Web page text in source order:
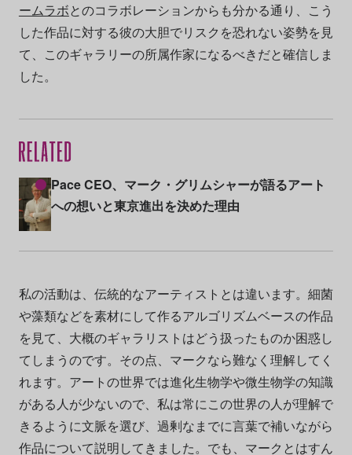
ームラボとのコラボレーションからも分かる通り、こう
した作品に対する彼の大胆でリスクを恐れない姿勢を見
て、このギャラリーの所属作家になるべきだと確信しま
した。
Pace CEO、マーク・グリムシャーが語るアート
への想いと東京進出を決めた理由
私の活動は、伝統的なアーティストとは違います。細菌
や藻類などを素材にして作るアルゴリズムベースの作品
を見て、大概のギャラリストはどう扱ったものか困惑し
てしまうのです。その点、マークなら難なく理解してく
れます。アートの世界では進化生物学や微生物学の知識
がある人が少ないので、私は常にこの世界の人が理解で
きるように文脈を選び、過剰なまでに言葉で補いながら
作品について説明してきました。でも、マークとはすん